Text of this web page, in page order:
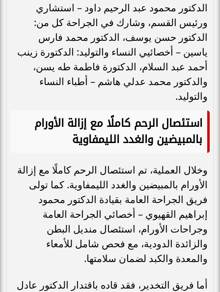
الدكتور محمود عبد الرحيم داود – استشاري
ورئيس القسم، وشارك في الجراحة كل من:
الدكتور حسن يوسف، الدكتور محمد فارس
ياسين – أخصائيي النساء والتوليد: الدكتورة زينب
أحمد عبد السلام، الدكتورة فاطمة طه يسن،
والدكتور محمد عدلي هاشم – أطباء النساء
والتوليد.
استئصال الرحم كاملًا مع إزالة الأورام
بالمبيضين والغدد الليمفاوية
وخلال العملية، تم استئصال الرحم كاملًا مع إزالة
الأورام بالمبيضين والغدد الليمفاوية. كما تولى
فريق الجراحة العامة بقيادة الدكتور محمود
إبراهيم القهيوي – أخصائي الجراحة العامة
وجراحات الأورام، استئصال منديل البطن
والزائدة الدودية، مع فحص شامل للأمعاء
والمعدة والكبد لضمان سلامتها.
أما فريق التخدير، فقد قاده باقتدار الدكتور عادل